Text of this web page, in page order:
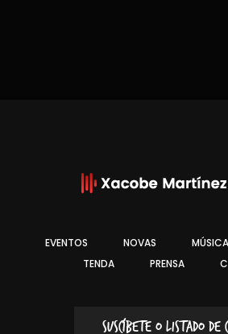
EVENTOS NOVAS MÚSICA
TENDA
PRENSA
SUSCÍBETE O LISTADO DE